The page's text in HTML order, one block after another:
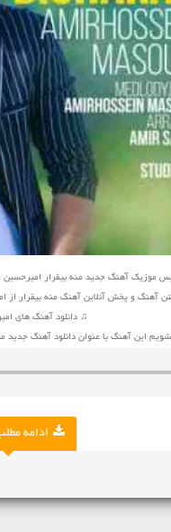
آهنگ جدید منه بیقرار امیرحسین مسعودی را در
آهنگ و پخش آنلاین آهنگ منه بیقرار
♫ دانلود آهنگ های
این آهنگ با عنوان دانلود آهنگ جدید
ادامه